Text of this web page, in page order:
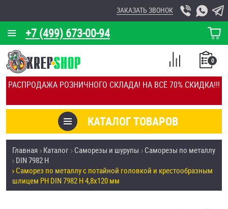
РАСПРОДАЖА РОЗНИЧНОГО СКЛАДА! НА ВСЁ 70% СКИДКА!!!
+7 (499) 673-00-94
ЗАКАЗАТЬ ЗВОНОК
КОРЗИНА
О КОМПАНИИ
КАЛЬКУЛЯТОР
ОТЗЫВЫ
УСЛУГИ
СКИДКИ
КАТАЛОГ ТОВАРОВ
0
СПИСОК
СРАВНЕНИЕ
Товары со скидкой
Анкеры
Антивандальный крепёж, инструмент
Главная Каталог Саморезы и шурупы
Саморезы по металлу
DIN 7982 H
Саморез по металлу с потайной головкой и крестообразным
шлицем PH DIN 7982 H 4,8х120 мм